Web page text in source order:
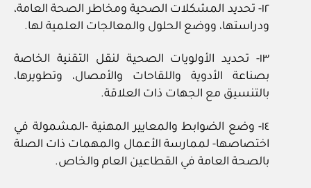
١٢- تحديد المشكلات الصحية ومخاطر الصحة العامة،
ودراستها، ووضع الحلول والمعالجات العلمية لها.
١٣- تحديد الأولويات الصحية لنقل التقنية الخاصة
بصناعة الأدوية واللقاحات والأمصال، وتطويرها،
بالتنسيق مع الجهات ذات العلاقة.
١٤- وضع الضوابط والمعايير المهنية -المشمولة في
اختصاصها- لممارسة الأعمال والمهمات ذات الصلة
بالصحة العامة في القطاعين العام والخاص.